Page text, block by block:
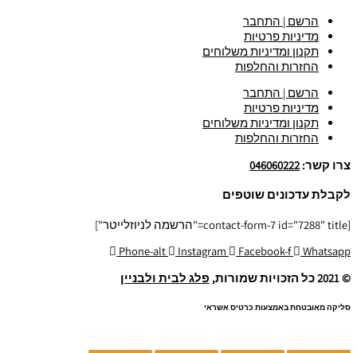
הרשם | התחבר
מדיניות פרטיות
תקנון ומדיניות משלוחים
החזרות והחלפות
הרשם | התחבר
מדיניות פרטיות
תקנון ומדיניות משלוחים
החזרות והחלפות
צרו קשר: 046060222
לקבלת עדכונים שוטפים
[contact-form-7 id="7288" title="הרשמה לניוזלייטר"]
Phone-alt
Instagram Facebook-f
Whatsapp
© 2021 כל הזכויות שמורות,
פלג לבית ולבניין
סליקה מאובטחת באמצעות כרטיס אשראי